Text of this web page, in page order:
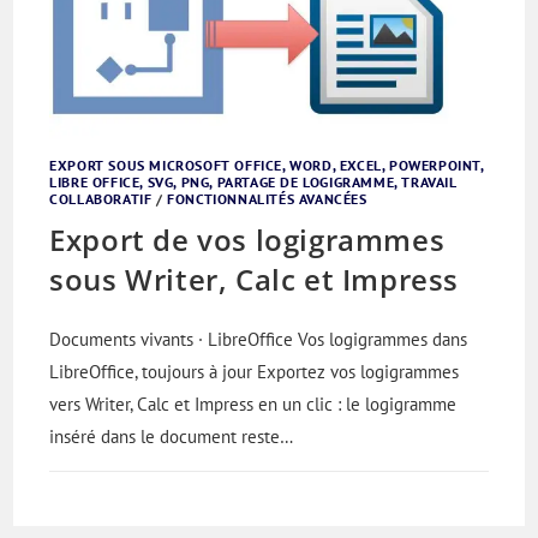
EXPORT SOUS MICROSOFT OFFICE, WORD, EXCEL, POWERPOINT,
LIBRE OFFICE, SVG, PNG, PARTAGE DE LOGIGRAMME, TRAVAIL
COLLABORATIF /FONCTIONNALITÉS AVANCÉES
Export de vos logigrammes
sous Writer, Calc et Impress
Documents vivants · LibreOffice Vos logigrammes dans
LibreOffice, toujours à jour Exportez vos logigrammes
vers Writer, Calc et Impress en un clic : le logigramme
inséré dans le document reste…